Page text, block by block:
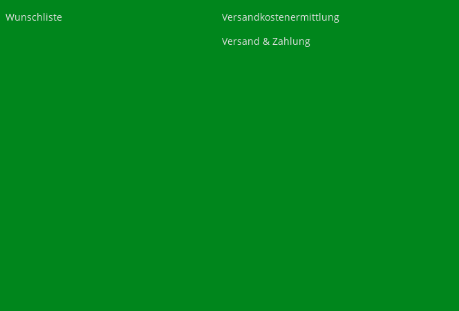
Wunschliste
Versandkostenermittlung
Versand & Zahlung